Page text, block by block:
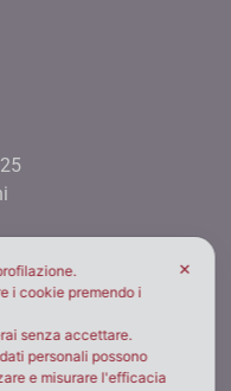
✕
i cookie premendo i
senza accettare.
personali possono
e misurare l'efficacia